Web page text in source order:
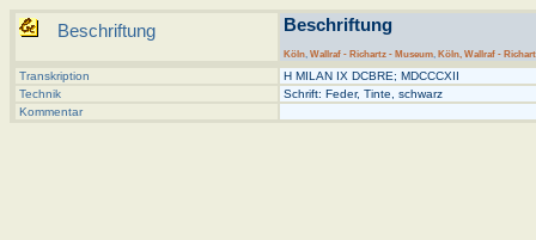
Beschriftung Beschriftung
Köln, Wallraf - Richartz - Museum, Köln, Wallraf -
Transkription
H MILAN IX DCBRE; MDCCCXII
Technik
Schrift: Feder, Tinte, schwarz
Kommentar